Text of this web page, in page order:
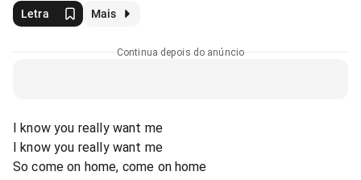
Letra Mais
Continua depois do anúncio
I know you really want me
I know you really want me
So come on home, come on home